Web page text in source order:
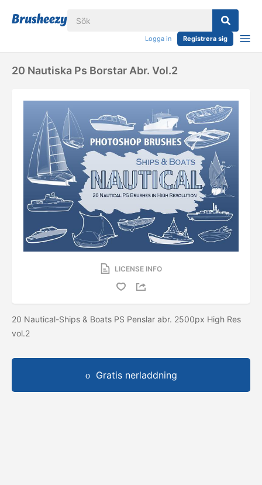
Logga in Registrera sig
20 Nautiska Ps Borstar Abr. Vol.2
LICENSE INFO
20 Nautical-Ships & Boats PS Penslar abr. 2500px High Res
vol.2
Gratis nerladdning